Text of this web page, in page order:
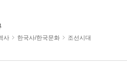
사 한국사/한국문화 조선시대